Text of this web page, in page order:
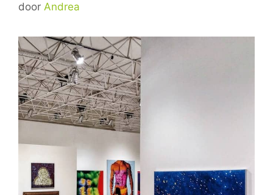
door Andrea